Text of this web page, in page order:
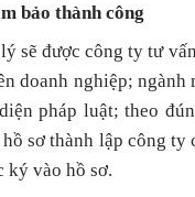
bảo thành công
sẽ được công ty tư
doanh nghiệp; ngành
pháp luật; theo
sơ thành lập công ty
ký vào hồ sơ.